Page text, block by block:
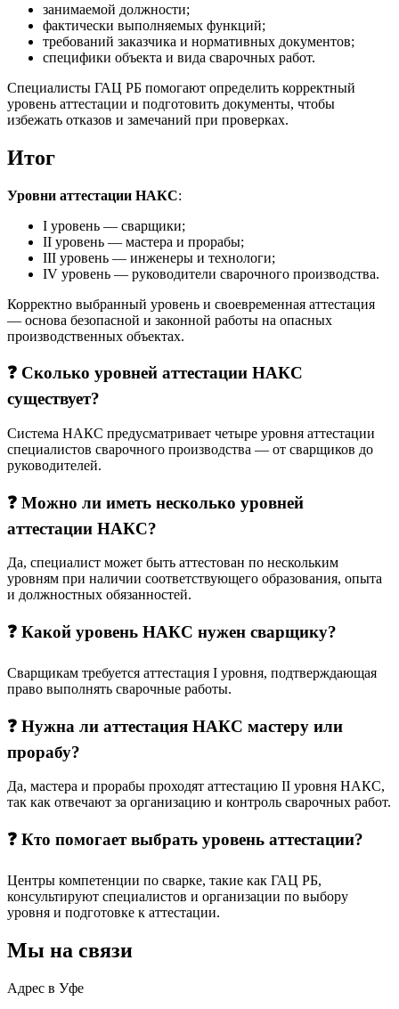
занимаемой должности;
фактически выполняемых функций;
требований заказчика и нормативных документов;
специфики объекта и вида сварочных работ.
Специалисты ГАЦ РБ помогают определить корректный
уровень аттестации и подготовить документы, чтобы
избежать отказов и замечаний при проверках.
Итог
Уровни аттестации НАКС:
I уровень — сварщики;
II уровень — мастера и прорабы;
III уровень — инженеры и технологи;
IV уровень — руководители сварочного производства.
Корректно выбранный уровень и своевременная аттестация
— основа безопасной и законной работы на опасных
производственных объектах.
❓ Сколько уровней аттестации НАКС
существует?
Система НАКС предусматривает четыре уровня аттестации
специалистов сварочного производства — от сварщиков до
руководителей.
❓ Можно ли иметь несколько уровней
аттестации НАКС?
Да, специалист может быть аттестован по нескольким
уровням при наличии соответствующего образования, опыта
и должностных обязанностей.
❓ Какой уровень НАКС нужен сварщику?
Сварщикам требуется аттестация I уровня, подтверждающая
право выполнять сварочные работы.
❓ Нужна ли аттестация НАКС мастеру или
прорабу?
Да, мастера и прорабы проходят аттестацию II уровня НАКС,
так как отвечают за организацию и контроль сварочных работ.
❓ Кто помогает выбрать уровень аттестации?
Центры компетенции по сварке, такие как ГАЦ РБ,
консультируют специалистов и организации по выбору
уровня и подготовке к аттестации.
Мы на связи
Адрес в Уфе